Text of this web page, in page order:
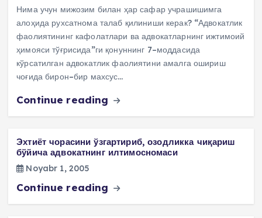
Нима учун мижозим билан ҳар сафар учрашишимга
алоҳида рухсатнома талаб қилиниши керак? “Адвокатлик
фаолиятининг кафолатлари ва адвокатларнинг ижтимоий
ҳимояси тўғрисида”ги қонуннинг 7–моддасида
кўрсатилган адвокатлик фаолиятини амалга ошириш
чоғида бирон–бир махсус…
Continue reading
Эхтиёт чорасини ўзгартириб, озодликка чиқариш
бўйича адвокатнинг илтимосномаси
Noyabr 1, 2005
Continue reading